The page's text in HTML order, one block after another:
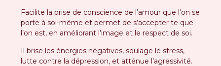
Facilite la prise de conscience de l’amour que l’on se
porte à soi-même et permet de s’accepter te que
l’on est, en améliorant l’image et le respect de soi.
Il brise les énergies négatives, soulage le stress,
lutte contre la dépression, et atténue l’agressivité.